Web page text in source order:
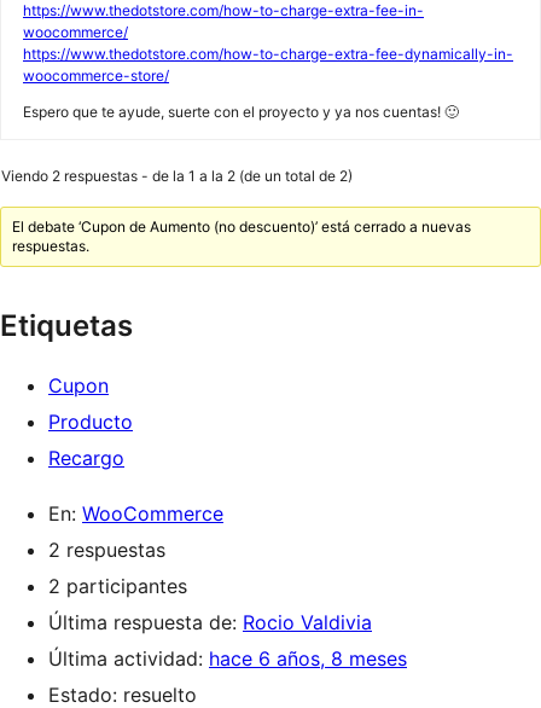
https://www.thedotstore.com/how-to-charge-extra-fee-in-
woocommerce/
https://www.thedotstore.com/how-to-charge-extra-fee-dynamically-in-
woocommerce-store/
Espero que te ayude, suerte con el proyecto y ya nos cuentas! 🙂
Viendo 2 respuestas - de la 1 a la 2 (de un total de 2)
El debate ‘Cupon de Aumento (no descuento)’ está cerrado a nuevas
respuestas.
Etiquetas
Cupon
Producto
Recargo
En: WooCommerce
2 respuestas
2 participantes
Última respuesta de: Rocio Valdivia
Última actividad: hace 6 años, 8 meses
Estado: resuelto